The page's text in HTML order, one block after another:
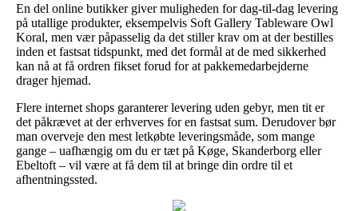
En del online butikker giver muligheden for dag-til-dag levering
på utallige produkter, eksempelvis Soft Gallery Tableware Owl
Koral, men vær påpasselig da det stiller krav om at der bestilles
inden et fastsat tidspunkt, med det formål at de med sikkerhed
kan nå at få ordren fikset forud for at pakkemedarbejderne
drager hjemad.
Flere internet shops garanterer levering uden gebyr, men tit er
det påkrævet at der erhverves for en fastsat sum. Derudover bør
man overveje den mest letkøbte leveringsmåde, som mange
gange – uafhængig om du er tæt på Køge, Skanderborg eller
Ebeltoft – vil være at få dem til at bringe din ordre til et
afhentningssted.